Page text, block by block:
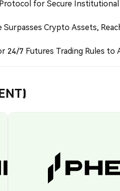
for Secure
Crypto Assets,
24/7 Futures Trading Rules to